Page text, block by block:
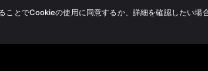
とでCookieの使用に同意するか、詳細を確認したい場合